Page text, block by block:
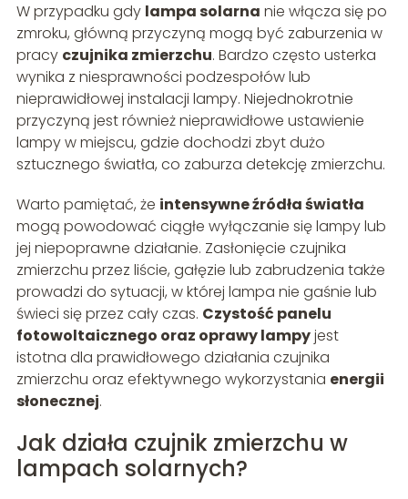
W przypadku gdy lampa solarna nie włącza się po
zmroku, główną przyczyną mogą być zaburzenia w
pracy czujnika zmierzchu. Bardzo często usterka
wynika z niesprawności podzespołów lub
nieprawidłowej instalacji lampy. Niejednokrotnie
przyczyną jest również nieprawidłowe ustawienie
lampy w miejscu, gdzie dochodzi zbyt dużo
sztucznego światła, co zaburza detekcję zmierzchu.
Warto pamiętać, że intensywne źródła światła
mogą powodować ciągłe wyłączanie się lampy lub
jej niepoprawne działanie. Zasłonięcie czujnika
zmierzchu przez liście, gałęzie lub zabrudzenia także
prowadzi do sytuacji, w której lampa nie gaśnie lub
świeci się przez cały czas. Czystość panelu
fotowoltaicznego oraz oprawy lampyjest
istotna dla prawidłowego działania czujnika
zmierzchu oraz efektywnego wykorzystania energii
słonecznej.
Jak działa czujnik zmierzchu w
lampach solarnych?